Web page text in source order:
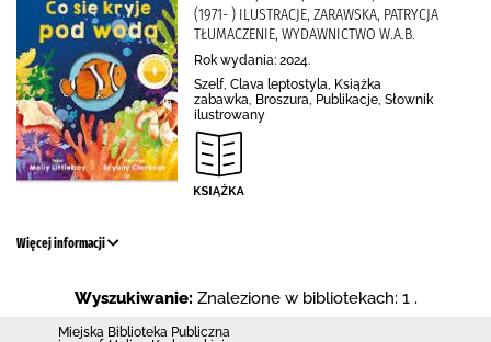
(1971- ) ILUSTRACJE, ZARAWSKA, PATRYCJA
TŁUMACZENIE, WYDAWNICTWO W.A.B.
Rok wydania: 2024.
Szelf, Clava leptostyla, Książka
zabawka, Broszura, Publikacje, Słownik
ilustrowany
Więcej informacji
Wyszukiwanie: Znalezione w bibliotekach: 1 .
Miejska Biblioteka Publiczna